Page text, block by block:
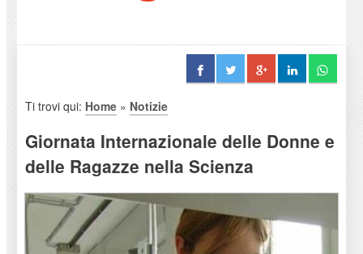
Ti trovi qui: Home» Notizie
Giornata Internazionale delle Donne e
delle Ragazze nella Scienza